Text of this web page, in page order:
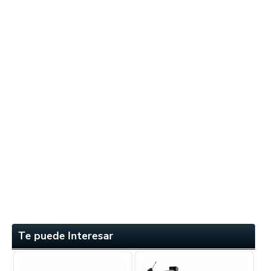
Te puede Interesar